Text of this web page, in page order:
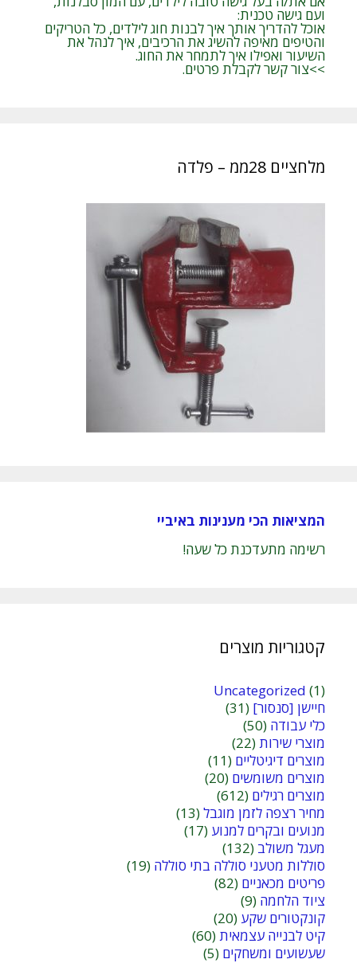
ועם גישה טכנית:
אוכל להדריך אותך איך לבנות חוג לילדים, כל הטריקים
והטיפים מאיפה להשיג את הרכיבים, איך לנהל את
השיעור ואפילו איך לתמחר את החוג.
>>צור קשר לקבלת פרטים.
מלחציים 28ממ – פלדה
המציאות הכי מענינות באיביי
רשימה מתעדכנת כל שעה!
קטגוריות מוצרים
Uncategorized (1)
חיישן [סנסור] (31)
כלי עבודה (50)
מוצרי שירות(22)
מוצרים דיגיטליים (11)
מוצרים משומשים (20)
מוצרים רגילים (612)
מחיר רצפה לזמן מוגבל(13)
מנועים ובקרים למנוע (17)
מעגל משולב (132)
סוללות מטעני סוללה בתי סוללה (19)
פריטים מכאניים (82)
ציוד הלחמה (9)
קונקטורים שקע (20)
קיט לבנייה עצמאית(60)
שעשועים ומשחקים (5)